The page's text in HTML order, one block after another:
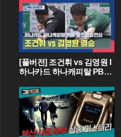
[풀버전] 조건휘 vs 김영원 I
하나카드 하나캐피탈 PBA
3.15 방송